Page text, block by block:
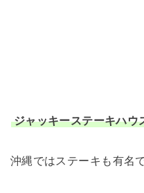
ジャッキーステーキハウ
沖縄ではステーキも有名